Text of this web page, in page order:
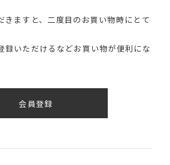
きますと、二度目のお買い物時にとて
録いただけるなどお買い物が便利にな
会員登録